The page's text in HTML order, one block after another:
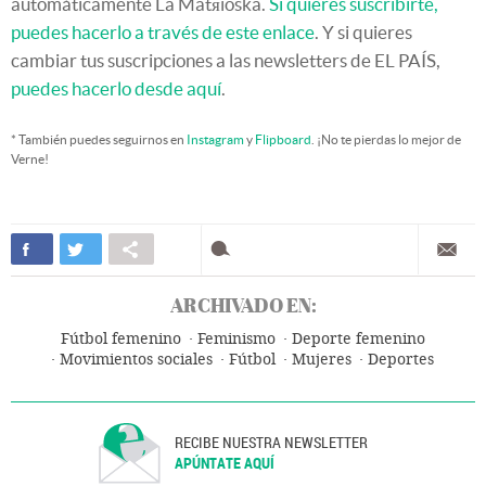
puedes hacerlo a través de este enlace. Y si quieres
cambiar tus suscripciones a las newsletters de EL PAÍS,
puedes hacerlo desde aquí.
* También puedes seguirnos en Instagramy Flipboard . ¡No te pierdas lo mejor de
Verne!
ARCHIVADO EN:
Fútbol femenino Feminismo
Deporte femenino
Movimientos sociales
Fútbol Mujeres
Deportes
RECIBE NUESTRA NEWSLETTER
APÚNTATE AQUÍ